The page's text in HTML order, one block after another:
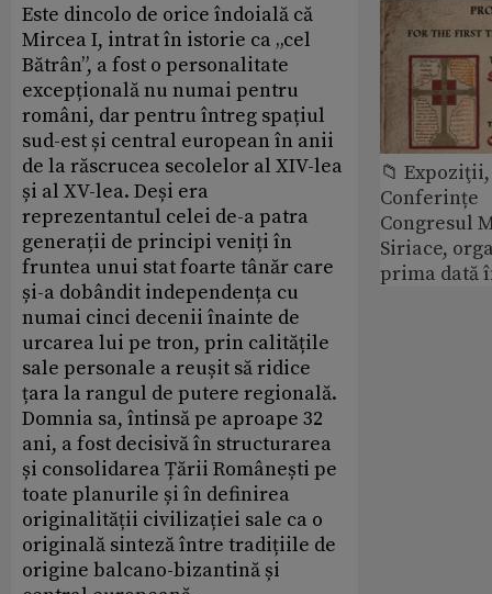
Este dincolo de orice îndoială că
Mircea I, intrat în istorie ca „cel
Bătrân”, a fost o personalitate
excepțională nu numai pentru
români, dar pentru întreg spațiul
sud-est și central european în anii
de la răscrucea secolelor al XIV-lea
și al XV-lea. Deși era
reprezentantul celei de-a patra
generații de principi veniți în
fruntea unui stat foarte tânăr care
și-a dobândit independența cu
numai cinci decenii înainte de
urcarea lui pe tron, prin calitățile
sale personale a reușit să ridice
țara la rangul de putere regională.
Domnia sa, întinsă pe aproape 32
ani, a fost decisivă în structurarea
și consolidarea Țării Românești pe
toate planurile și în definirea
originalității civilizației sale ca o
originală sinteză între tradițiile de
origine balcano-bizantină și
📁
Conferințe
Congresul
Siriace,
prima dată